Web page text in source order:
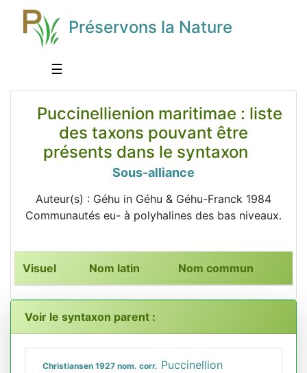
Préservons la Nature
☰
Puccinellienion maritimae : liste
des taxons pouvant être
présents dans le syntaxon
Sous-alliance
Auteur(s) : Géhu in Géhu & Géhu-Franck 1984
Communautés eu- à polyhalines des bas niveaux.
Visuel Nom latin Nom commun
Voir le syntaxon parent :
Christiansen 1927 nom. corr. Puccinellion